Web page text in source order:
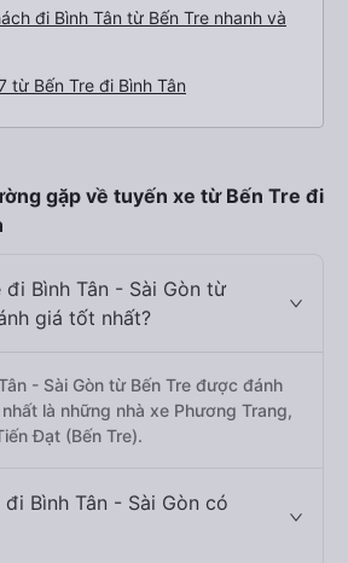
đi Bình Tân từ Bến Tre nhanh và
từ Bến Tre đi Bình Tân
gặp về tuyến xe từ Bến Tre đi
đi Bình Tân - Sài Gòn từ
giá tốt nhất?
- Sài Gòn từ Bến Tre được đánh
là những nhà xe Phương Trang,
Đạt (Bến Tre).
đi Bình Tân - Sài Gòn có